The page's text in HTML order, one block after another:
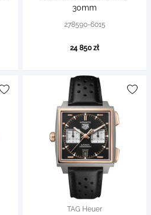
30mm
278590-6015
24 850 zł
TAG Heuer